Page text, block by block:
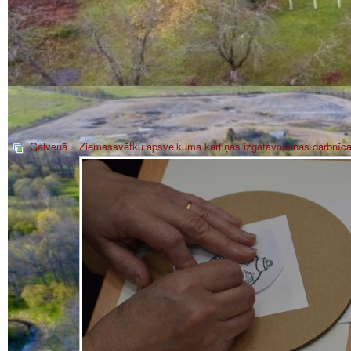
Galvenā»Ziemassvētku apsveikuma kartiņas izgatavošanas